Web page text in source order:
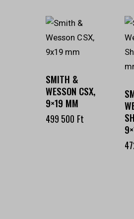
SMITH &
WESSON CSX,
9×19 MM
499 500 Ft